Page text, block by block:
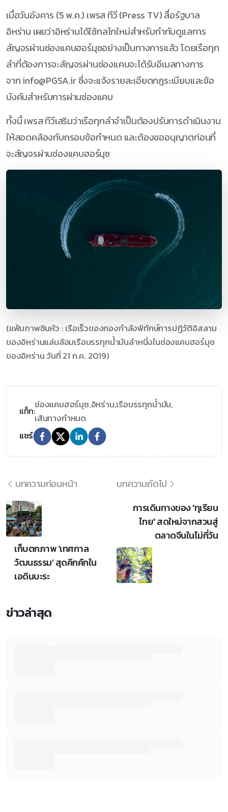
เมื่อวันอังคาร (5 พ.ค.) เพรส ทีวี (Press TV) สื่อรัฐบาล
อิหร่าน เผยว่าอิหร่านได้ใช้กลไกใหม่สำหรับกำกับดูแลการ
สัญจรผ่านช่องแคบฮอร์มุซอย่างเป็นทางการแล้ว โดยเรือทุก
ลำที่ต้องการจะสัญจรผ่านช่องแคบจะได้รับอีเมลทางการ
จาก info@PGSA.ir ซึ่งจะแจ้งรายละเอียดกฎระเบียบและข้อ
บังคับสำหรับการผ่านช่องแคบ
ทั้งนี้ เพรส ทีวีเสริมว่าเรือทุกลำจำเป็นต้องปรับการดำเนินงาน
ให้สอดคล้องกับกรอบข้อกำหนด และต้องขออนุญาตก่อนที่
จะสัญจรผ่านช่องแคบฮอร์มุซ
(แฟ้มภาพซินหัว : เรือเร็วของกองกำลังพิทักษ์การปฏิวัติอิสลาม
ของอิหร่านแล่นล้อมเรือบรรทุกน้ำมันลำหนึ่งในช่องแคบฮอร์มุซ
ของอิหร่าน วันที่ 21 ก.ค. 2019)
แท็ก:ช่องแคบฮอร์มุซ,อิหร่าน,เรือบรรทุกน้ำมัน,
เส้นทางกำหนด
แชร์
บทความก่อนหน้า
เก็บตกภาพ ‘เทศกาล
วัฒนธรรม’ สุดคึกคักใน
เอดินบะระ
บทความถัดไป
การเดินทางของ 'ทุเรียน
ไทย' สดใหม่จากสวนสู่
ตลาดจีนในไม่กี่วัน
ข่าวล่าสุด